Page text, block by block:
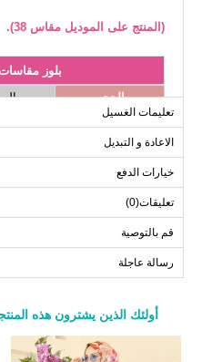
(المنتج على الموديل مقاس 38).
بلوز
الحجم
38
40
44
46
بنطلون
تعليمات الغسيل
الاعادة و التبديل
خيارات الدفع
تعليقات(0)
قم بالتوصية
رسالة عاجلة
أولئك الذين يشترون هذه